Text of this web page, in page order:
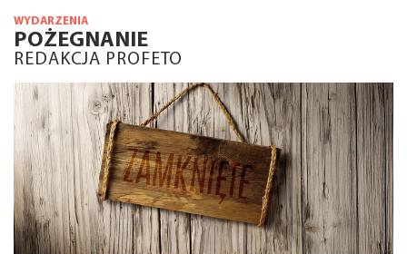
WYDARZENIA
POŻEGNANIE
REDAKCJA PROFETO